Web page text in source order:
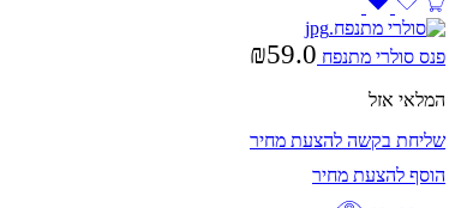
פנס סולרי מתנפח ₪59.0
המלאי אזל
שליחת בקשה להצעת מחיר